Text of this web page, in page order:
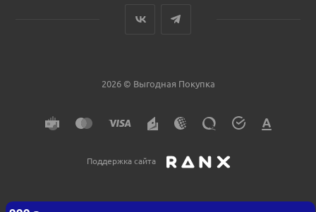
2026 © Выгодная Покупка
Поддержка сайта